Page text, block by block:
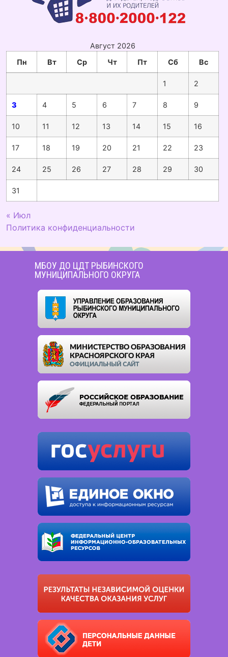
Август 2026
Пн
Вт Ср Чт Пт Сб Вс
1 2
3 4 5 6 7 8 9
10 11 12 13 14 15 16
17 18 19 20 21 22 23
24 25 26 27 28 29 30
31
« Июл
Политика конфиденциальности
МБОУ ДО ЦДТ РЫБИНСКОГО
МУНИЦИПАЛЬНОГО ОКРУГА